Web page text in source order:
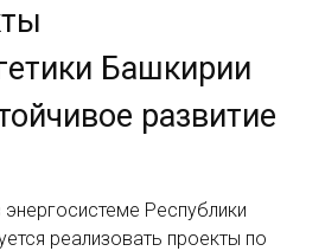
Башкирии
развитие
Республики
реализовать проекты по